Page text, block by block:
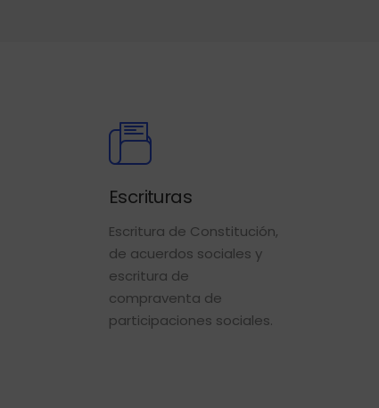
Escrituras
Escritura de Constitución,
de acuerdos sociales y
escritura de
compraventa de
participaciones sociales.